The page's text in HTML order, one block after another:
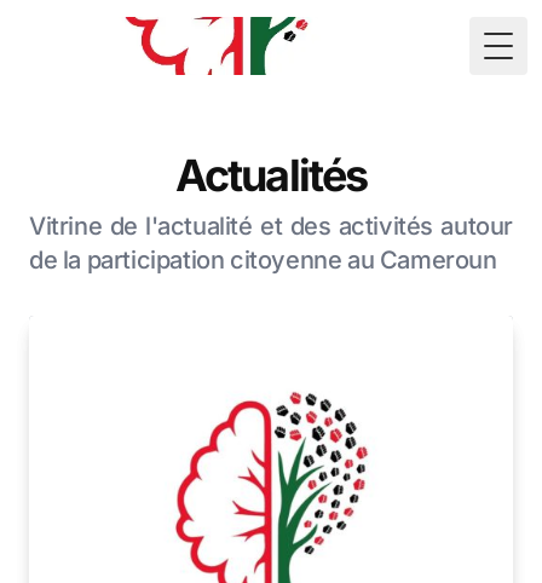
🇲🇷
Actualités
Vitrine de l'actualité et des activités autour
de la participation citoyenne au Cameroun